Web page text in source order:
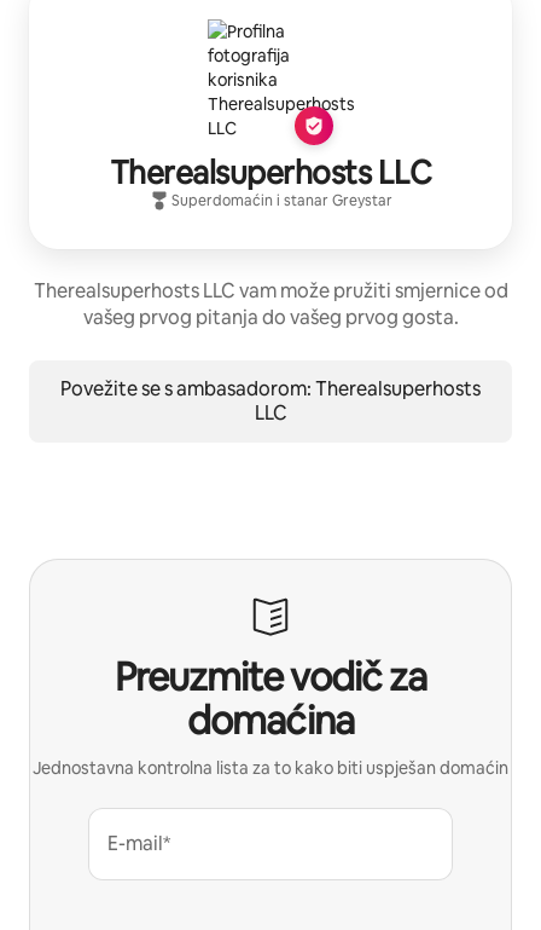
Therealsuperhosts LLC
Superdomaćin i stanarGreystar
Therealsuperhosts LLC vam može pružiti smjernice od
vašeg prvog pitanja do vašeg prvog gosta.
Povežite se s ambasadorom: Therealsuperhosts
LLC
Preuzmite vodič za
domaćina
Jednostavna kontrolna lista za to kako biti uspješan domaćin
E-mail*